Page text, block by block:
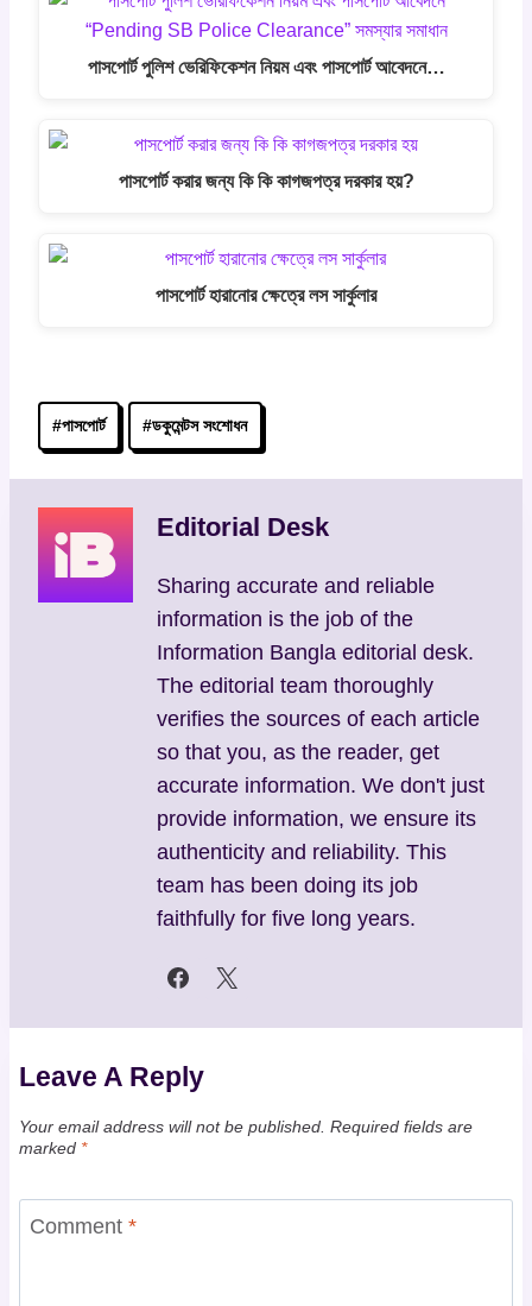
পাসপোর্ট পুলিশ ভেরিফিকেশন নিয়ম এবং পাসপোর্ট আবেদনে…
পাসপোর্ট করার জন্য কি কি কাগজপত্র দরকার হয়?
পাসপোর্ট হারানোর ক্ষেত্রে লস সার্কুলার
Post
Tags:
#পাসপোর্ট #ডকুমেন্টস সংশোধন
Editorial Desk
Sharing accurate and reliable
information is the job of the
Information Bangla editorial desk.
The editorial team thoroughly
verifies the sources of each article
so that you, as the reader, get
accurate information. We don't just
provide information, we ensure its
authenticity and reliability. This
team has been doing its job
faithfully for five long years.
Leave A Reply
Your email address will not be published. Required fields are
marked *
Comment *